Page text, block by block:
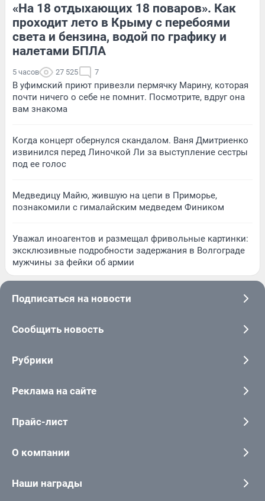
«На 18 отдыхающих 18 поваров». Как
проходит лето в Крыму с перебоями
света и бензина, водой по графику и
налетами БПЛА
5 часов 27 525 7
В уфимский приют привезли пермячку Марину, которая
почти ничего о себе не помнит. Посмотрите, вдруг она
вам знакома
Когда концерт обернулся скандалом. Ваня Дмитриенко
извинился перед Линочкой Ли за выступление сестры
под ее голос
Медведицу Майю, жившую на цепи в Приморье,
познакомили с гималайским медведем Фиником
Уважал иноагентов и размещал фривольные картинки:
эксклюзивные подробности задержания в Волгограде
мужчины за фейки об армии
Подписаться на новости
Сообщить новость
Рубрики
Реклама на сайте
Прайс-лист
О компании
Наши награды